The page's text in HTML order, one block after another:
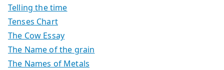
Telling the time
Tenses Chart
The Cow Essay
The Name of the grain
The Names of Metals